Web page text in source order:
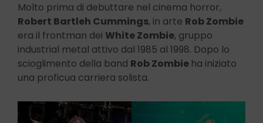
Molto prima di debuttare nel cinema horror,
Robert Bartleh Cummings, in arte Rob Zombie
era il frontman dei White Zombie, gruppo
industrial metal attivo dal 1985 al 1998. Dopo lo
scioglimento della band Rob Zombie ha iniziato
una proficua carriera solista.